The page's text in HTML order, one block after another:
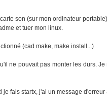
son (sur mon ordinateur
et tuer mon linux.
(cad make, make install...)
ne pouvait pas monter les durs. Je
fais startx, j'ai un message d'erreur